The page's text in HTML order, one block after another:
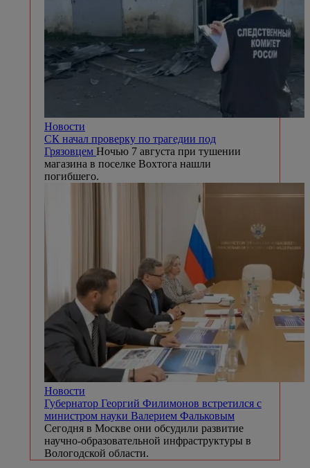
Новости
СК начал проверку по трагедии под
Грязовцем Ночью 7 августа при тушении
магазина в поселке Вохтога нашли
погибшего.
Новости
Губернатор Георгий Филимонов встретился с
министром науки Валерием Фальковым
Сегодня в Москве они обсудили развитие
научно-образовательной инфраструктуры в
Вологодской области.